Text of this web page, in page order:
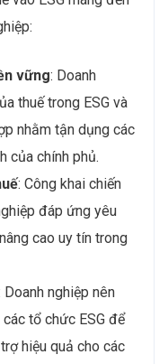
vững: Doanh
thuế trong ESG và
nhằm tận dụng các
của chính phủ.
: Công khai chiến
đáp ứng yêu
cao uy tín trong
Doanh nghiệp nên
tổ chức ESG để
hiệu quả cho các